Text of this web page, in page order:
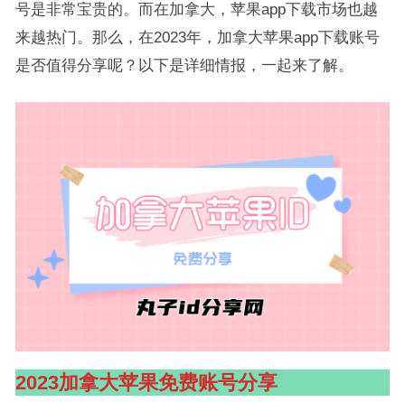
号是非常宝贵的。而在加拿大，苹果app下载市场也越
来越热门。那么，在2023年，加拿大苹果app下载账号
是否值得分享呢？以下是详细情报，一起来了解。
2023加拿大苹果免费账号分享